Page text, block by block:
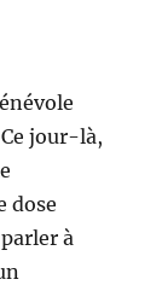
jour-là,
dose
à